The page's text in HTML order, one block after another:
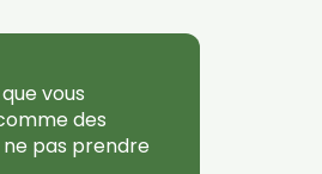
vous
des
pas prendre